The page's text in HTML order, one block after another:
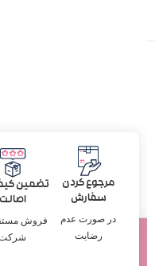
مرجوع کردن
سفارش
در صورت عدم
رضایت
تضمین
اصالت
فروش